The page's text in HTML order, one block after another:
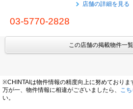
店舗の詳細を見る
03-5770-2828
この店舗の掲載物件一
※CHINTAIは物件情報の精度向上に努めておりま
万が一、物件情報に相違がございましたら、
こ
い。